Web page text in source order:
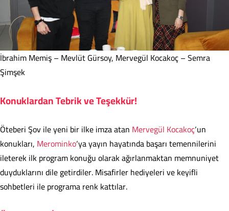
İbrahim Memiş – Mevlüt Gürsoy, Mervegül Kocakoç – Semra
Şimşek
Konuklardan Tebrik ve Teşekkür!
Öteberi Şov ile yeni bir ilke imza atan Mervegül Kocakoç‘un
konukları, Merominko‘ya yayın hayatında başarı temennilerini
ileterek ilk program konuğu olarak ağırlanmaktan memnuniyet
duyduklarını dile getirdiler. Misafirler hediyeleri ve keyifli
sohbetleri ile programa renk kattılar.